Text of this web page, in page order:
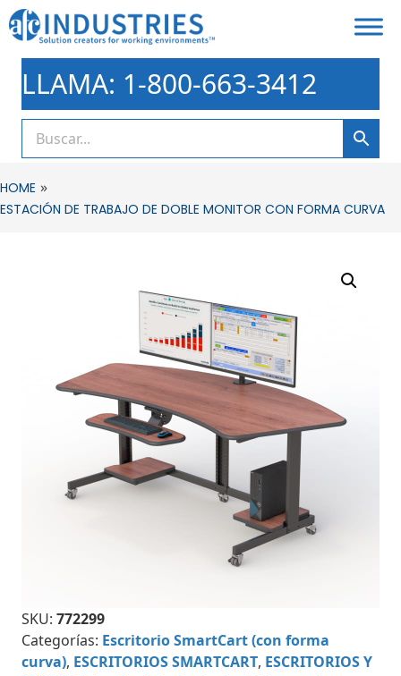
LLAMA: 1-800-663-3412
HOME »
ESTACIÓN DE TRABAJO DE DOBLE MONITOR CON FORMA CURVA
SKU: 772299
Categorías: Escritorio SmartCart (con forma
curva), ESCRITORIOS SMARTCART, ESCRITORIOS Y